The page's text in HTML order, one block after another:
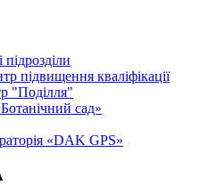
підвищення кваліфікації
"Поділля"
сад»
«DAK GPS»